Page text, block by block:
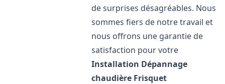
de surprises désagréables. Nous
sommes fiers de notre travail et
nous offrons une garantie de
satisfaction pour votre
Installation Dépannage
chaudière Frisquet